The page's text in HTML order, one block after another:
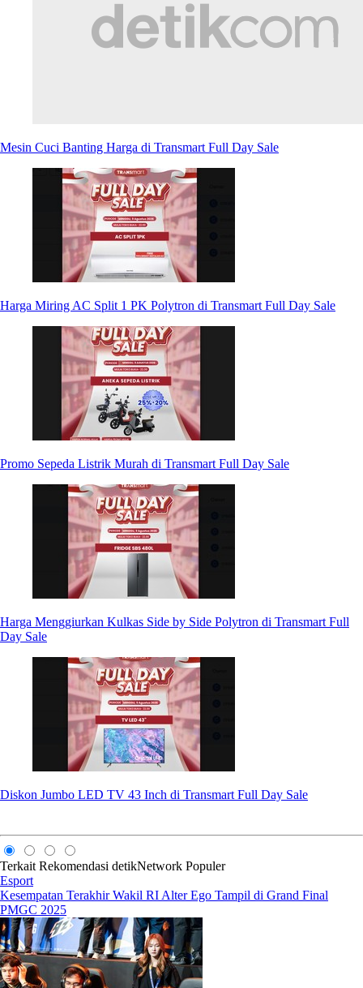
Mesin Cuci Banting Harga di Transmart Full Day Sale
Harga Miring AC Split 1 PK Polytron di Transmart Full Day Sale
Promo Sepeda Listrik Murah di Transmart Full Day Sale
Harga Menggiurkan Kulkas Side by Side Polytron di Transmart Full
Day Sale
Diskon Jumbo LED TV 43 Inch di Transmart Full Day Sale
Terkait Rekomendasi detikNetwork Populer
Esport
Kesempatan Terakhir Wakil RI Alter Ego Tampil di Grand Final
PMGC 2025